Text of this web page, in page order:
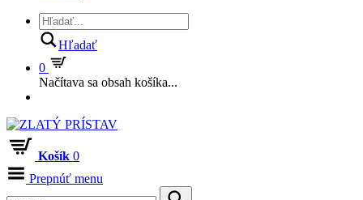
Hľadať
0
Načítava sa obsah košíka...
Košík 0
Prepnúť menu